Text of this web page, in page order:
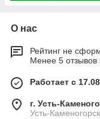
О нас
Рейтинг не
Менее 5 отзывов
Работает с
г. Усть-
Усть-